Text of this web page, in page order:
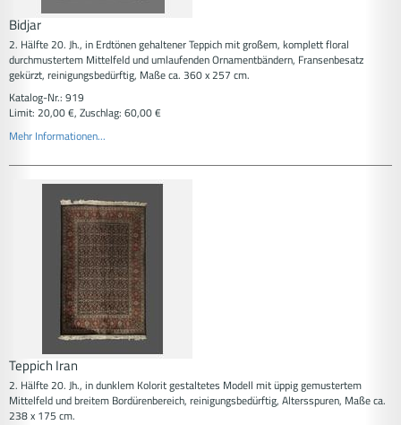
Bidjar
2. Hälfte 20. Jh., in Erdtönen gehaltener Teppich mit großem, komplett floral
durchmustertem Mittelfeld und umlaufenden Ornamentbändern, Fransenbesatz
gekürzt, reinigungsbedürftig, Maße ca. 360 x 257 cm.
Katalog-Nr.: 919
Limit: 20,00 €, Zuschlag: 60,00 €
Mehr Informationen...
Teppich Iran
2. Hälfte 20. Jh., in dunklem Kolorit gestaltetes Modell mit üppig gemustertem
Mittelfeld und breitem Bordürenbereich, reinigungsbedürftig, Altersspuren, Maße ca.
238 x 175 cm.